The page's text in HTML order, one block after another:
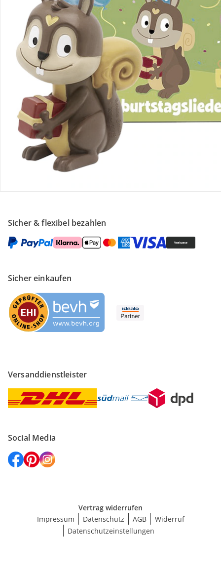
Retoure & Reklamation
Gutscheine & Aktionen
Kontakt & Service
Filialen & Beratung
Unternehmen
Sicher & flexibel bezahlen
Sicher einkaufen
Versanddienstleister
Social Media
Vertrag widerrufen
Impressum
Datenschutz AGB
Widerruf
Datenschutzeinstellungen